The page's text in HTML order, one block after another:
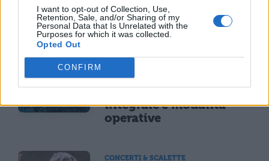
I want to opt-out of Collection, Use,
Retention, Sale, and/or Sharing of my
Personal Data that Is Unrelated with the
Purposes for which it was collected.
Opted Out
CONFIRM
generazione Z
annullato per maltempo
il 18 luglio: rimborso
integrale e modalità
operative
CONCERTI & SCALETTE